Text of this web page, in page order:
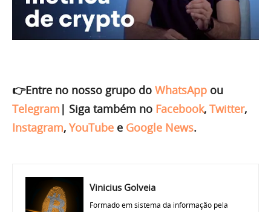
👉Entre no nosso grupo do WhatsApp ou
Telegram | Siga também no Facebook, Twitter,
Instagram, YouTube e Google News.
Vinicius Golveia
Formado em sistema da informação pela